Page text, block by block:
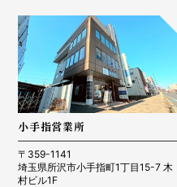
小手指営業所
〒359-1141
埼玉県所沢市小手指町1丁目15-7 木
村ビル1F